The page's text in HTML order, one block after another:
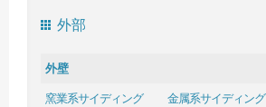
外部
外壁
窯業系サイディング
金属系サイディング